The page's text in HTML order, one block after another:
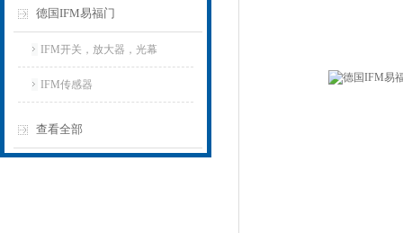
德国IFM易福门
IFM开关，放大器，光幕
IFM传感器
查看全部